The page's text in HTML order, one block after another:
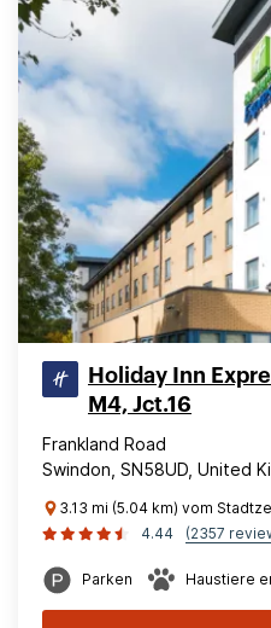
Holiday Inn
M4, Jct.16
Frankland Road
Swindon, SN58UD, United
3.13 mi (5.04 km) vom
4.44
(2357
Parken Haustiere